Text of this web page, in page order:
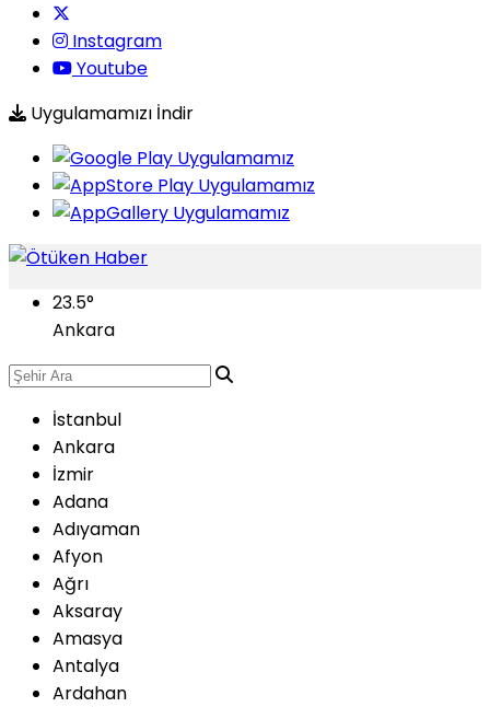
Instagram
Youtube
Uygulamamızı İndir
23.5°
Ankara
İstanbul
Ankara
İzmir
Adana
Adıyaman
Afyon
Ağrı
Aksaray
Amasya
Antalya
Ardahan